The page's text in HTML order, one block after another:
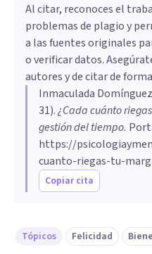
Al citar, reconoces el
problemas de plagio y
a las fuentes originales
o verificar datos.
autores y de citar de
Inmaculada
31).¿Cada cuánto
gestión del tiempo.
https://
cuanto-riegas-tu-
Copiar cita
Tópicos Felicidad